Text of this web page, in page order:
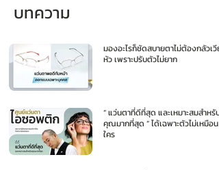
บทความ
มองอะไรก็ชัดสบายตาไม่ต้องกลัวเวีย
หัว เพราะปรับตัวไม่ยาก
“ แว่นตาที่ดีที่สุด และเหมาะสมสำหรับ
คุณมากที่สุด ” ได้เฉพาะตัวไม่เหมือน
ใคร